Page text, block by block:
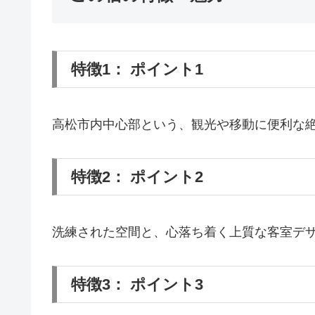
特徴1： ポイント1
高松市内中心部という、観光や移動に便利な
特徴2： ポイント2
洗練された空間と、心落ち着く上質な客室デザ
特徴3： ポイント3